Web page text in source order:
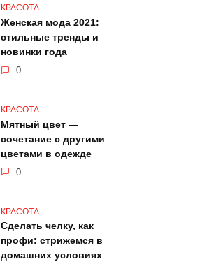
КРАСОТА
Женская мода 2021:
стильные тренды и
новинки года
0
КРАСОТА
Мятный цвет —
сочетание с другими
цветами в одежде
0
КРАСОТА
Сделать челку, как
профи: стрижемся в
домашних условиях